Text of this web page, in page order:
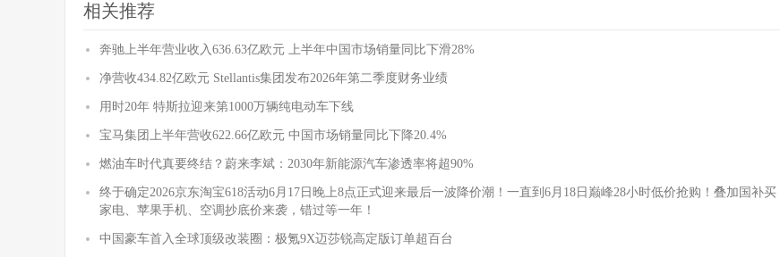
相关推荐
奔驰上半年营业收入636.63亿欧元 上半年中国市场销量同比下滑28%
净营收434.82亿欧元 Stellantis集团发布2026年第二季度财务业绩
用时20年 特斯拉迎来第1000万辆纯电动车下线
宝马集团上半年营收622.66亿欧元 中国市场销量同比下降20.4%
燃油车时代真要终结？蔚来李斌：2030年新能源汽车渗透率将超90%
终于确定2026京东淘宝618活动6月17日晚上8点正式迎来最后一波降价潮！一直到6月18日巅峰28小时低价抢购！叠加国补买
家电、苹果手机、空调抄底价来袭，错过等一年！
中国豪车首入全球顶级改装圈：极氪9X迈莎锐高定版订单超百台